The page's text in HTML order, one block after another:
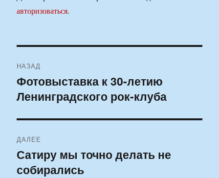
авторизоваться.
по
записям
НАЗАД
Предыдущая
запись:
Фотовыставка к 30-летию
Ленинградского рок-клуба
ДАЛЕЕ
Следующая
запись:
Сатиру мы точно делать не
собирались